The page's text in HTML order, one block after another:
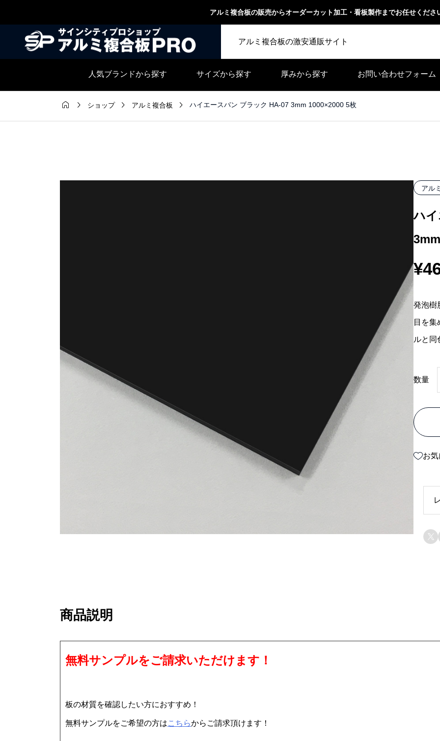
アルミ複合板の販売からオーダーカット加工・看板製作までお任せくださ
アルミ複合板の激安通販サイト
人気ブランドから探す サイズから探す 厚みから探す お問い合わせフォーム
  ショップ  アルミ複合板  ハイエースバン ブラック HA-07 3mm 1000×2000 5枚
アル
ハ
¥
発泡樹
目を集
ルと
数量
お

商品説明
無料サンプルをご請求いただけます！
板の材質を確認したい方におすすめ！
無料サンプルをご希望の方はこちらからご請求頂けます！